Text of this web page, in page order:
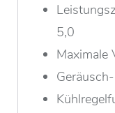
5,0
Maximale